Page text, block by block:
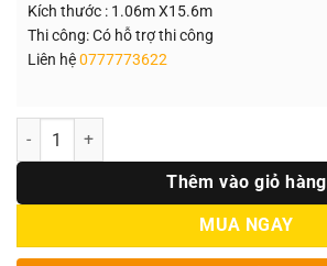
Kích thước : 1.06m X15.6m
Thi công: Có hỗ trợ thi công
Liên hệ0777773622
Số lượng
Thêm vào giỏ hàng
MUA NGAY